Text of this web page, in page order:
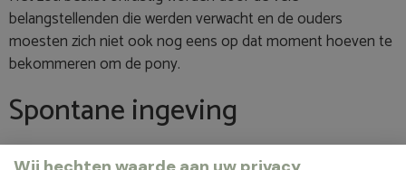
belangstellenden die werden verwacht en de ouders
moesten zich niet ook nog eens op dat moment hoeven te
bekommeren om de pony.
Spontane ingeving
Ik stelde voor om de pony naar het uitvaartcentrum te laten